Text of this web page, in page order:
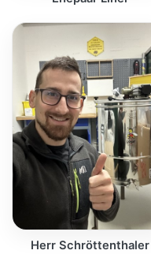
Herr Schröttenthaler